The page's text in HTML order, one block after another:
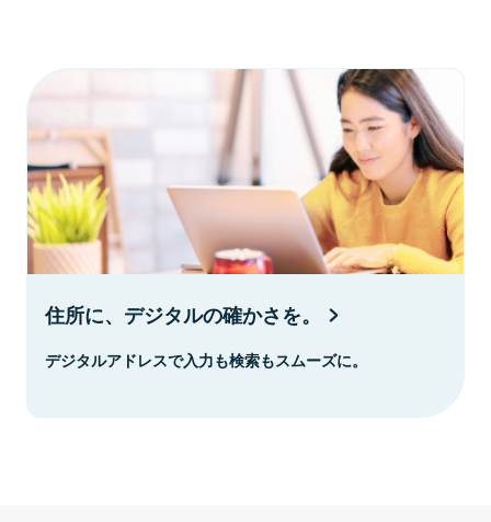
住所に、デジタルの確かさを。
デジタルアドレスで入力も検索もスムーズに。